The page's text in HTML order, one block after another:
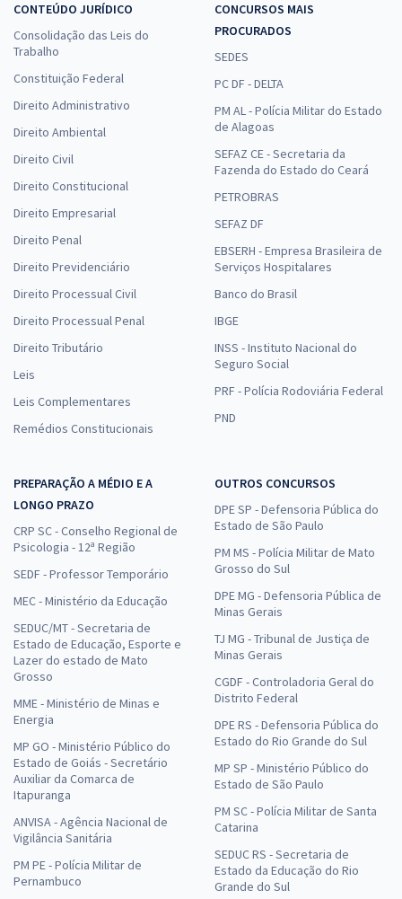
CONTEÚDO JURÍDICO
Consolidação das Leis do
Trabalho
Constituição Federal
Direito Administrativo
Direito Ambiental
Direito Civil
Direito Constitucional
Direito Empresarial
Direito Penal
Direito Previdenciário
Direito Processual Civil
Direito Processual Penal
Direito Tributário
Leis
Leis Complementares
Remédios Constitucionais
CONCURSOS MAIS
PROCURADOS
SEDES
PC DF - DELTA
PM AL - Polícia Militar do Estado
de Alagoas
SEFAZ CE - Secretaria da
Fazenda do Estado do Ceará
PETROBRAS
SEFAZ DF
EBSERH - Empresa Brasileira de
Serviços Hospitalares
Banco do Brasil
IBGE
INSS - Instituto Nacional do
Seguro Social
PRF - Polícia Rodoviária Federal
PND
PREPARAÇÃO A MÉDIO E A
LONGO PRAZO
CRP SC - Conselho Regional de
Psicologia - 12ª Região
SEDF - Professor Temporário
MEC - Ministério da Educação
SEDUC/MT - Secretaria de
Estado de Educação, Esporte e
Lazer do estado de Mato
Grosso
MME - Ministério de Minas e
Energia
MP GO - Ministério Público do
Estado de Goiás - Secretário
Auxiliar da Comarca de
Itapuranga
ANVISA - Agência Nacional de
Vigilância Sanitária
PM PE - Polícia Militar de
Pernambuco
OUTROS CONCURSOS
DPE SP - Defensoria Pública do
Estado de São Paulo
PM MS - Polícia Militar de Mato
Grosso do Sul
DPE MG - Defensoria Pública de
Minas Gerais
TJ MG - Tribunal de Justiça de
Minas Gerais
CGDF - Controladoria Geral do
Distrito Federal
DPE RS - Defensoria Pública do
Estado do Rio Grande do Sul
MP SP - Ministério Público do
Estado de São Paulo
PM SC - Polícia Militar de Santa
Catarina
SEDUC RS - Secretaria de
Estado da Educação do Rio
Grande do Sul